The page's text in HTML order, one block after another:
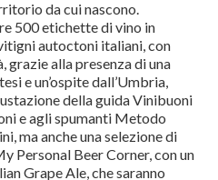
da cui nascono.
500 etichette di vino in
autoctoni italiani, con
grazie alla presenza di una
e un’ospite dall’Umbria,
della guida Vinibuoni
e agli spumanti Metodo
ma anche una selezione di
Personal Beer Corner, con un
Grape Ale, che saranno